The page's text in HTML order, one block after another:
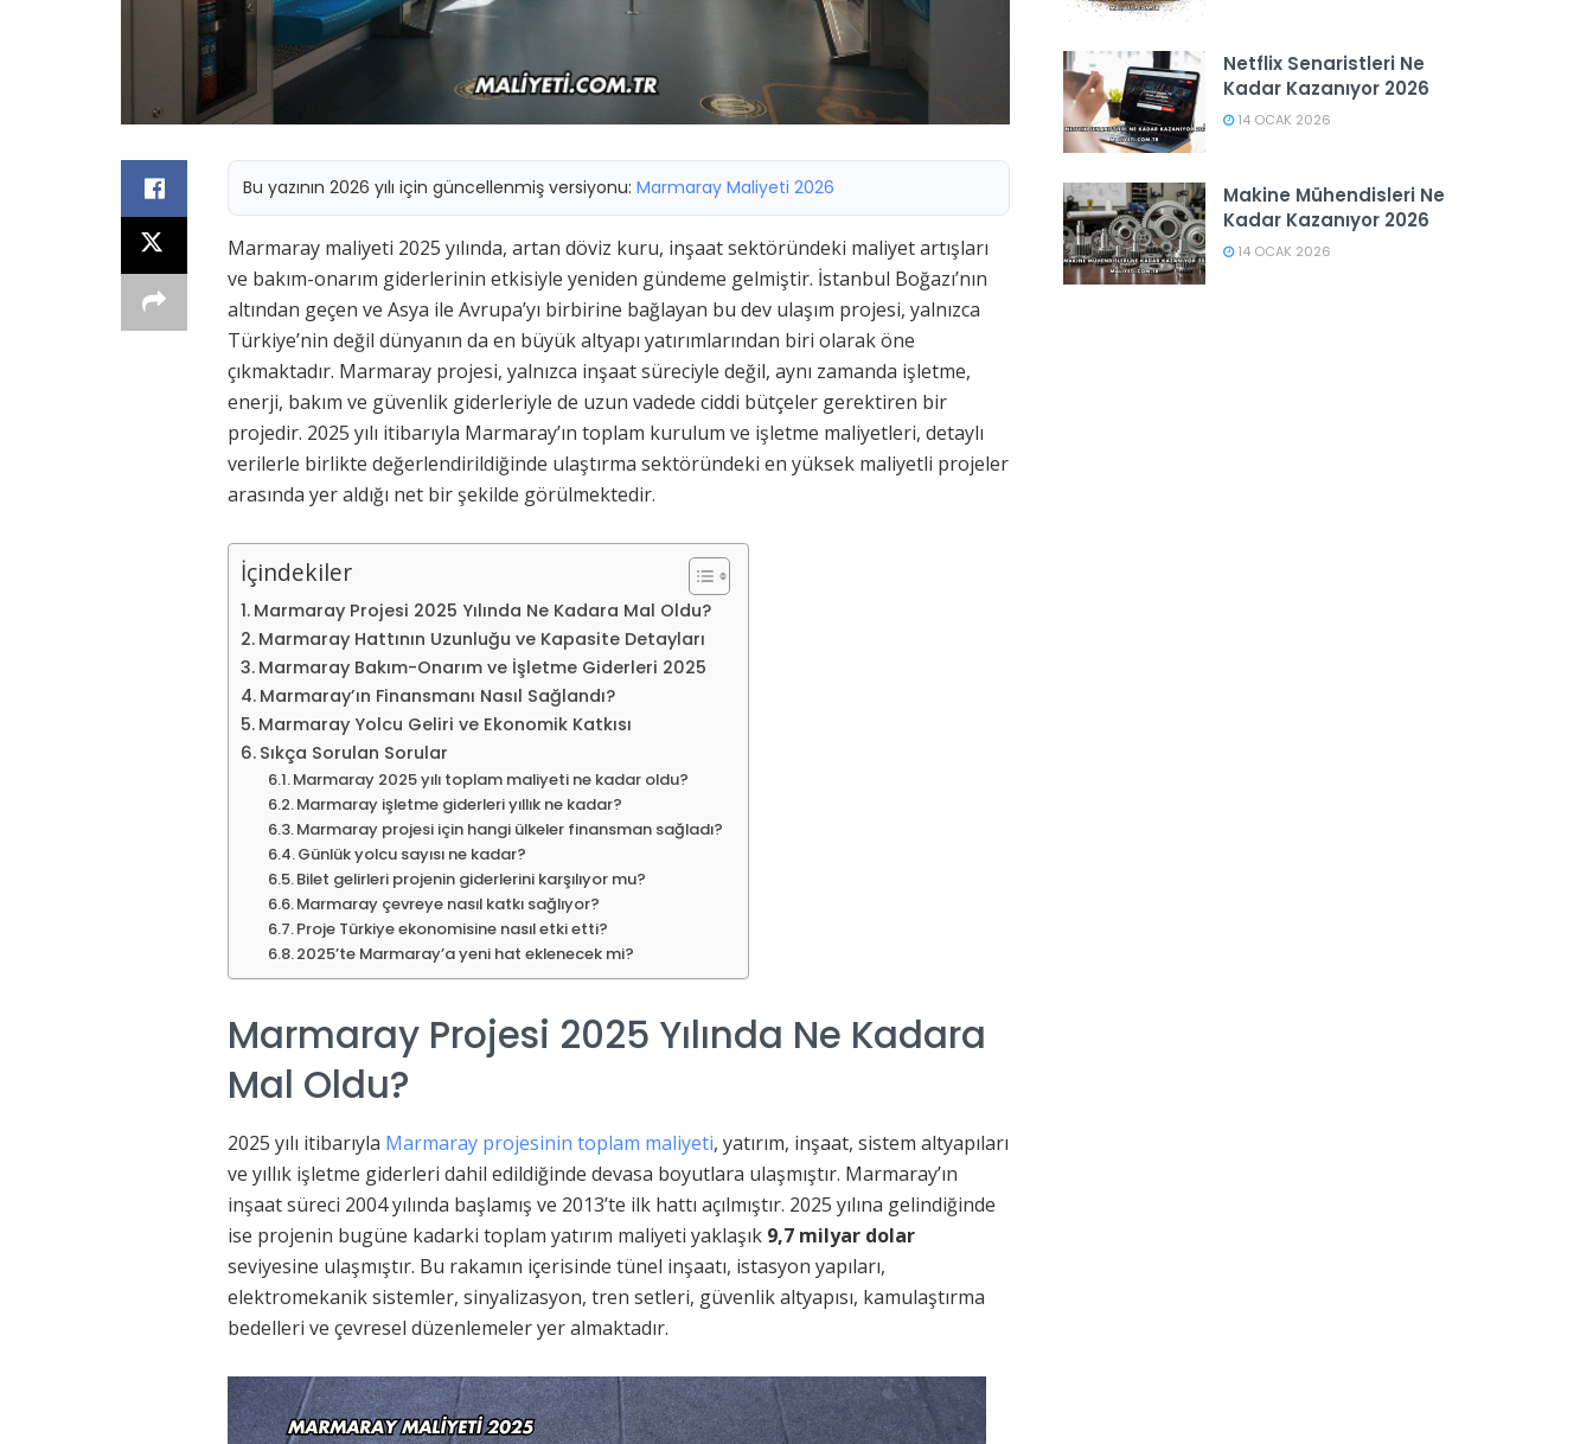
Bu yazının 2026 yılı için güncellenmiş versiyonu: Marmaray Maliyeti 2026
Marmaray maliyeti 2025 yılında, artan döviz kuru, inşaat sektöründeki maliyet artışları
ve bakım-onarım giderlerinin etkisiyle yeniden gündeme gelmiştir. İstanbul Boğazı’nın
altından geçen ve Asya ile Avrupa’yı birbirine bağlayan bu dev ulaşım projesi, yalnızca
Türkiye’nin değil dünyanın da en büyük altyapı yatırımlarından biri olarak öne
çıkmaktadır. Marmaray projesi, yalnızca inşaat süreciyle değil, aynı zamanda işletme,
enerji, bakım ve güvenlik giderleriyle de uzun vadede ciddi bütçeler gerektiren bir
projedir. 2025 yılı itibarıyla Marmaray’ın toplam kurulum ve işletme maliyetleri, detaylı
verilerle birlikte değerlendirildiğinde ulaştırma sektöründeki en yüksek maliyetli projeler
arasında yer aldığı net bir şekilde görülmektedir.
İçindekiler
Marmaray Projesi 2025 Yılında Ne Kadara Mal Oldu?
Marmaray Hattının Uzunluğu ve Kapasite Detayları
Marmaray Bakım-Onarım ve İşletme Giderleri 2025
Marmaray’ın Finansmanı Nasıl Sağlandı?
Marmaray Yolcu Geliri ve Ekonomik Katkısı
Sıkça Sorulan Sorular
Marmaray 2025 yılı toplam maliyeti ne kadar oldu?
Marmaray işletme giderleri yıllık ne kadar?
Marmaray projesi için hangi ülkeler finansman sağladı?
Günlük yolcu sayısı ne kadar?
Bilet gelirleri projenin giderlerini karşılıyor mu?
Marmaray çevreye nasıl katkı sağlıyor?
Proje Türkiye ekonomisine nasıl etki etti?
2025’te Marmaray’a yeni hat eklenecek mi?
Marmaray Projesi 2025 Yılında Ne Kadara
Mal Oldu?
2025 yılı itibarıyla Marmaray projesinin toplam maliyeti, yatırım, inşaat, sistem altyapıları
ve yıllık işletme giderleri dahil edildiğinde devasa boyutlara ulaşmıştır. Marmaray’ın
inşaat süreci 2004 yılında başlamış ve 2013’te ilk hattı açılmıştır. 2025 yılına gelindiğinde
ise projenin bugüne kadarki toplam yatırım maliyeti yaklaşık 9,7 milyar dolar
seviyesine ulaşmıştır. Bu rakamın içerisinde tünel inşaatı, istasyon yapıları,
elektromekanik sistemler, sinyalizasyon, tren setleri, güvenlik altyapısı, kamulaştırma
bedelleri ve çevresel düzenlemeler yer almaktadır.
Netflix Senaristleri Ne
Kadar Kazanıyor 2026
14 OCAK 2026
Makine Mühendisleri Ne
Kadar Kazanıyor 2026
14 OCAK 2026